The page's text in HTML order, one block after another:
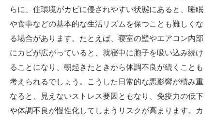
らに、住環境がカビに侵されやすい状態にあると、睡眠
や食事などの基本的な生活リズムを保つことも難しくな
る場合があります。たとえば、寝室の壁やエアコン内部
にカビが広がっていると、就寝中に胞子を吸い込み続け
ることになり、朝起きたときから体調不良が続くことも
考えられるでしょう。こうした日常的な悪影響が積み重
なると、見えないストレス要因ともなり、免疫力の低下
や体調不良が慢性化してしまうリスクが高まります。カ